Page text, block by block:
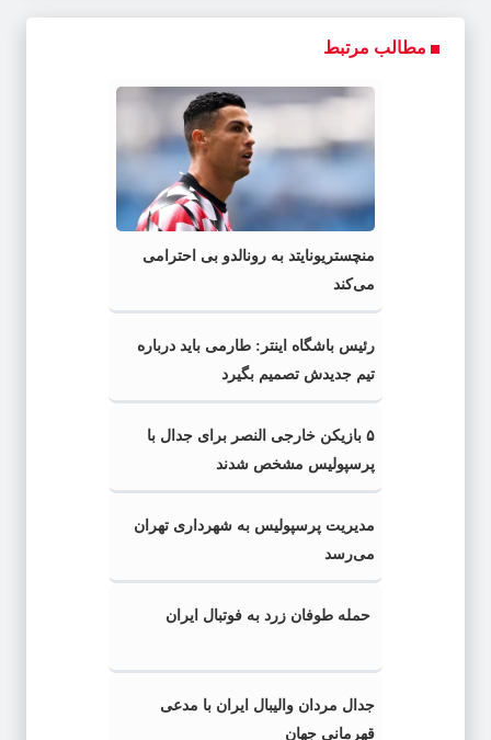
مطالب مرتبط
منچستریونایتد به رونالدو بی احترامی
می‌کند
رئیس باشگاه اینتر: طارمی باید درباره
تیم جدیدش تصمیم بگیرد
۵ بازیکن خارجی النصر برای جدال با
پرسپولیس مشخص شدند
مدیریت پرسپولیس به شهرداری تهران
می‌رسد
حمله طوفان زرد به فوتبال ایران
جدال مردان والیبال ایران با مدعی
قهرمانی جهان